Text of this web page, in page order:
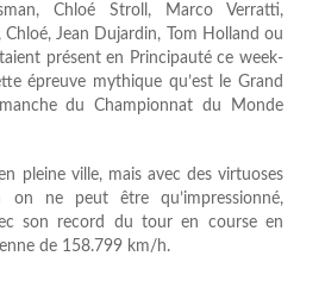
Chloé Stroll, Marco Verratti,
Chloé, Jean Dujardin, Tom Holland ou
présent en Principauté ce week-
épreuve mythique qu’est le Grand
du Championnat du Monde
pleine ville, mais avec des virtuoses
ne peut être qu’impressionné,
son record du tour en course en
de 158.799 km/h.